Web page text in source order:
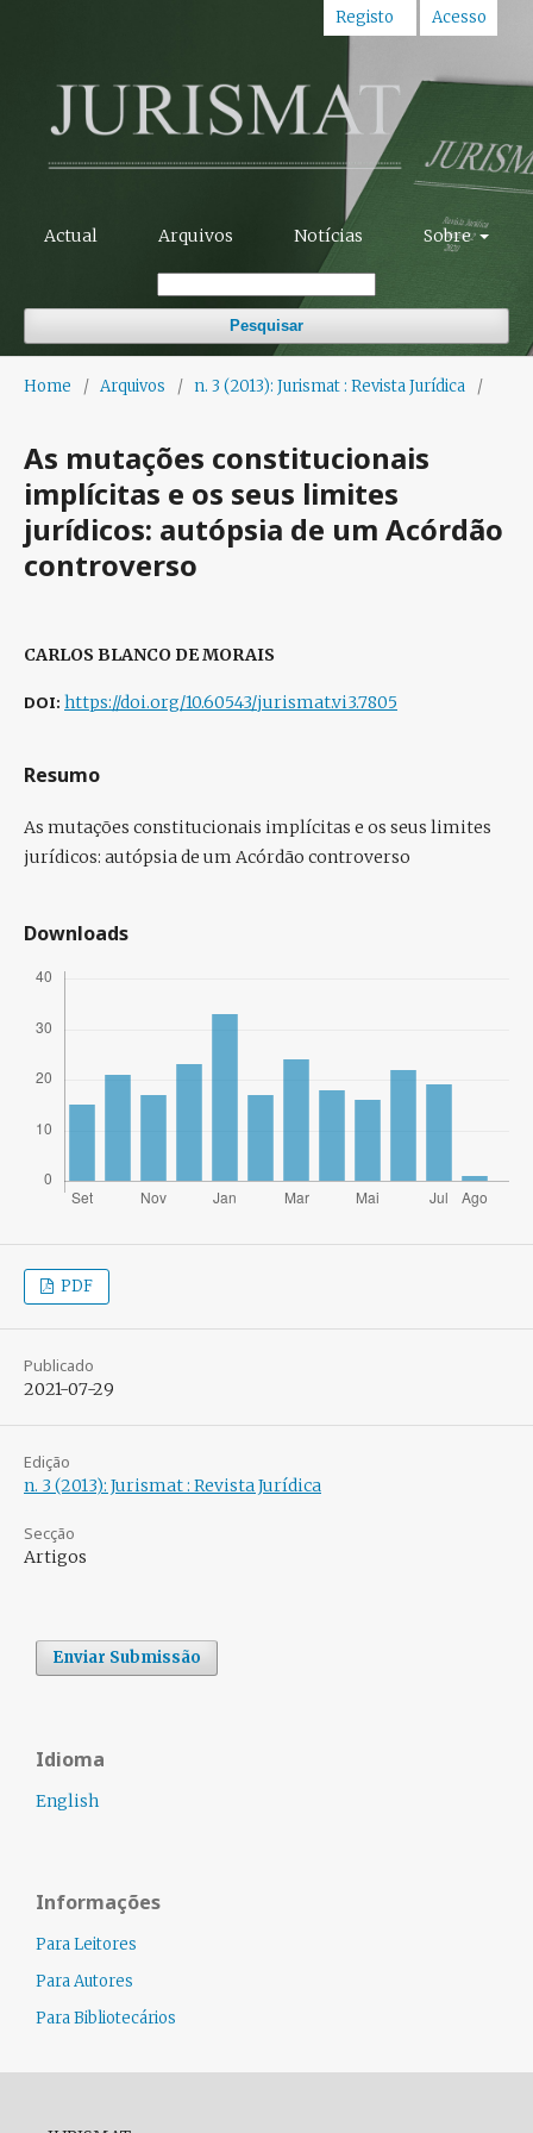
Actual Arquivos Notícias Sobre
Pesquisar
Registo Acesso
Home / Arquivos / n. 3 (2013): Jurismat : Revista Jurídica /
As mutações constitucionais
implícitas e os seus limites
jurídicos: autópsia de um Acórdão
controverso
CARLOS BLANCO DE MORAIS
DOI: https://doi.org/10.60543/jurismat.vi3.7805
Resumo
As mutações constitucionais implícitas e os seus limites
jurídicos: autópsia de um Acórdão controverso
Downloads
PDF
Publicado
2021-07-29
Edição
n. 3 (2013): Jurismat : Revista Jurídica
Secção
Artigos
Enviar Submissão
Idioma
English
Informações
Para Leitores
Para Autores
Para Bibliotecários